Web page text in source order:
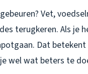
Vet,
terugkeren. Als je
Dat
wel wat beters te